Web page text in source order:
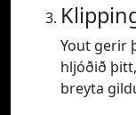
Yout gerir
hljóðið
breyta